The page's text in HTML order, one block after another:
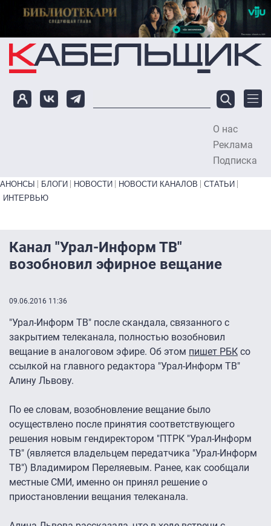
Перейти к основному содержанию
О нас
Реклама
Подписка
Primary links bottom
АНОНСЫ БЛОГИ НОВОСТИ НОВОСТИ КАНАЛОВ
СТАТЬИ
ИНТЕРВЬЮ
Канал "Урал-Информ ТВ"
возобновил эфирное вещание
09.06.2016 11:36
"Урал-Информ ТВ" после скандала, связанного с
закрытием телеканала, полностью возобновил
вещание в аналоговом эфире. Об этом пишет РБК со
ссылкой на главного редактора "Урал-Информ ТВ"
Алину Львову.
По ее словам, возобновление вещание было
осуществлено после принятия соответствующего
решения новым гендиректором "ПТРК "Урал-Информ
ТВ" (является владельцем передатчика "Урал-Информ
ТВ") Владимиром Переляевым. Ранее, как сообщали
местные СМИ, именно он принял решение о
приостановлении вещания телеканала.